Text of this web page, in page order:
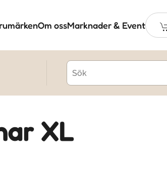
Om ossMarknader & Event
XL